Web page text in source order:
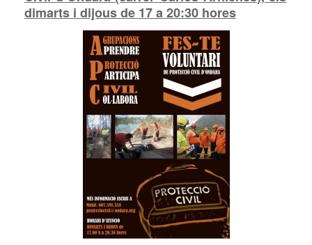
dimarts i dijous de 17 a 20:30 hores